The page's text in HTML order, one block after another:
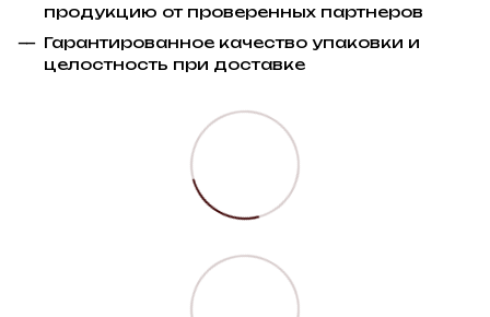
продукцию от проверенных партнеров
Гарантированное качество упаковки и
целостность при доставке